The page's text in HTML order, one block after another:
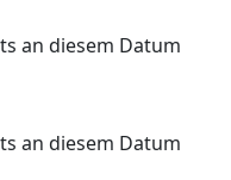
an diesem Datum
an diesem Datum